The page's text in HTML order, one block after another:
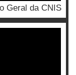
Geral da CNIS